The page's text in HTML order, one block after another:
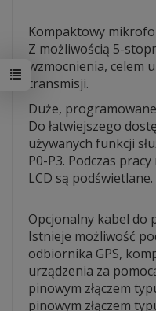
Kompaktowy
Z możliwością 5-
wzmocnienia, celem
transmisji.
Duże,
Do łatwiejszego
używanych funkcji
P0-P3. Podczas
LCD są podświetlane.
Opcjonalny kabel do
Istnieje możliwość
odbiornika GPS,
urządzenia za
pinowym złączem
pinowym złączem